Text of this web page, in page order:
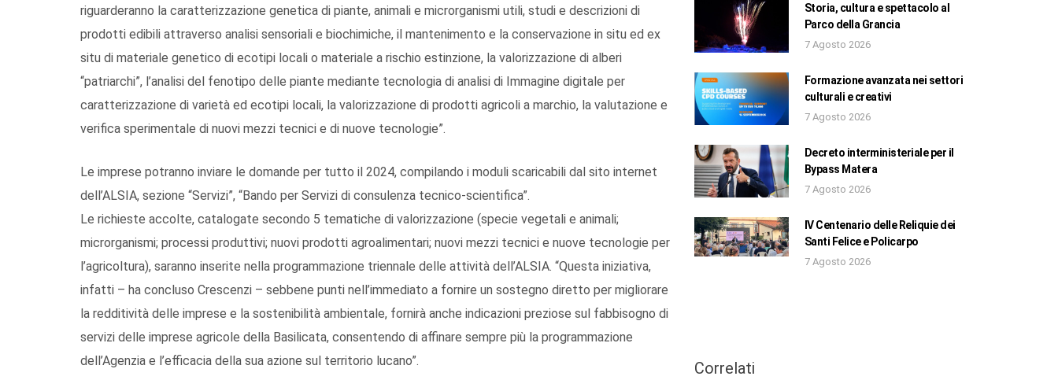
riguarderanno la caratterizzazione genetica di piante, animali e microrganismi utili, studi e descrizioni di
prodotti edibili attraverso analisi sensoriali e biochimiche, il mantenimento e la conservazione in situ ed ex
situ di materiale genetico di ecotipi locali o materiale a rischio estinzione, la valorizzazione di alberi
“patriarchi”, l’analisi del fenotipo delle piante mediante tecnologia di analisi di Immagine digitale per
caratterizzazione di varietà ed ecotipi locali, la valorizzazione di prodotti agricoli a marchio, la valutazione e
verifica sperimentale di nuovi mezzi tecnici e di nuove tecnologie”.
Le imprese potranno inviare le domande per tutto il 2024, compilando i moduli scaricabili dal sito internet
dell’ALSIA, sezione “Servizi”, “Bando per Servizi di consulenza tecnico-scientifica”.
Le richieste accolte, catalogate secondo 5 tematiche di valorizzazione (specie vegetali e animali;
microrganismi; processi produttivi; nuovi prodotti agroalimentari; nuovi mezzi tecnici e nuove tecnologie per
l’agricoltura), saranno inserite nella programmazione triennale delle attività dell’ALSIA. “Questa iniziativa,
infatti – ha concluso Crescenzi – sebbene punti nell’immediato a fornire un sostegno diretto per migliorare
la redditività delle imprese e la sostenibilità ambientale, fornirà anche indicazioni preziose sul fabbisogno di
servizi delle imprese agricole della Basilicata, consentendo di affinare sempre più la programmazione
dell’Agenzia e l’efficacia della sua azione sul territorio lucano”.
Storia, cultura e spettacolo al
Parco della Grancia
7 Agosto 2026
Formazione avanzata nei settori
culturali e creativi
7 Agosto 2026
Decreto interministeriale per il
Bypass Matera
7 Agosto 2026
IV Centenario delle Reliquie dei
Santi Felice e Policarpo
7 Agosto 2026
Correlati